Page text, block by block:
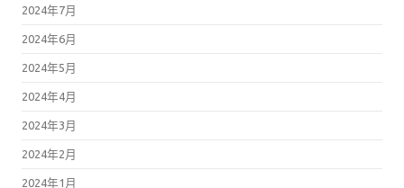
2024年7月
2024年6月
2024年5月
2024年4月
2024年3月
2024年2月
2024年1月